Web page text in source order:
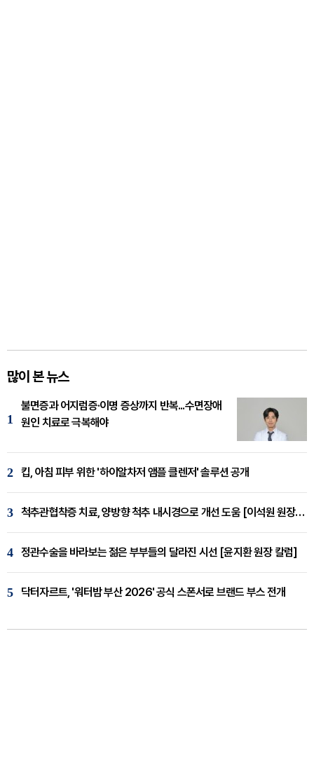
많이 본 뉴스
1
불면증과 어지럼증·이명 증상까지 반복...수면장애
원인 치료로 극복해야
2 킵, 아침 피부 위한 '하이알차저 앰플 클렌저' 솔루션 공개
3 척추관협착증 치료, 양방향 척추 내시경으로 개선 도움 [이석원 원장 칼럼]
4 정관수술을 바라보는 젊은 부부들의 달라진 시선 [윤지환 원장 칼럼]
5 닥터자르트, '워터밤 부산 2026' 공식 스폰서로 브랜드 부스 전개